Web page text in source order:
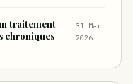
traitement
chroniques
31 Mar
2026